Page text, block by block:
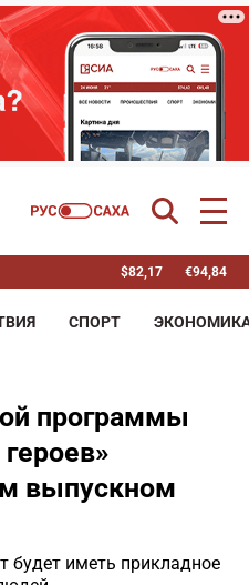
$82,17 €94,84
СПОРТ
программы
выпускном
будет иметь прикладное